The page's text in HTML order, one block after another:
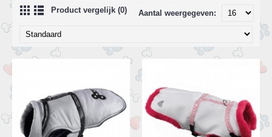
Product vergelijk (0) Aantal weergegeven: